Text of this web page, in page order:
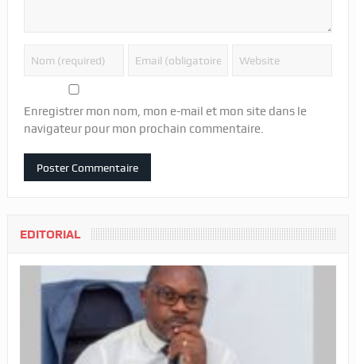
Enregistrer mon nom, mon e-mail et mon site dans le
navigateur pour mon prochain commentaire.
EDITORIAL